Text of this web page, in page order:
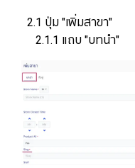
2.1 ปุ่ม "เพิ่มสาขา"
2.1.1 แถบ "บทนำ"